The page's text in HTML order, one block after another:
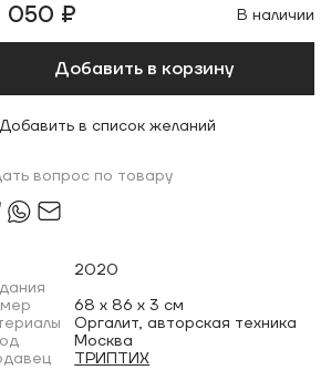
050 ₽ В наличии
Добавить в корзину
Добавить в список желаний
вопрос по товару
2020
68 x 86 x 3 см
Оргалит, авторская техника
Москва
ТРИПТИХ